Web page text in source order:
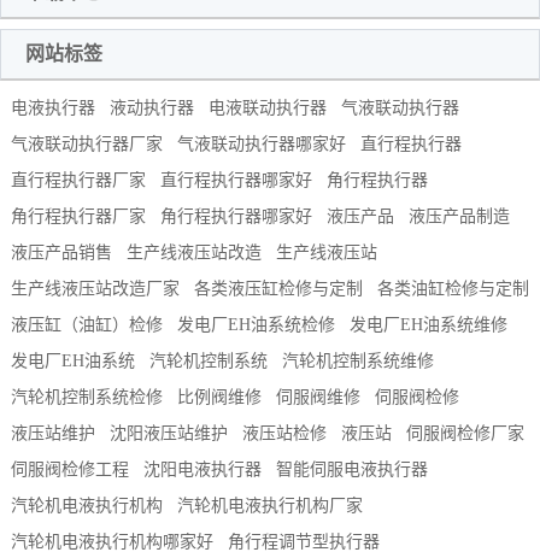
网站标签
电液执行器 液动执行器 电液联动执行器
气液联动执行器
气液联动执行器厂家
气液联动执行器哪家好
直行程执行器
直行程执行器厂家
直行程执行器哪家好
角行程执行器
角行程执行器厂家
角行程执行器哪家好 液压产品
液压产品制造
液压产品销售
生产线液压站改造
生产线液压站
生产线液压站改造厂家
各类液压缸检修与定制
各类油缸检修与定制
液压缸（油缸）检修
发电厂EH油系统检修
发电厂EH油系统维修
发电厂EH油系统
汽轮机控制系统
汽轮机控制系统维修
汽轮机控制系统检修
比例阀维修 伺服阀维修
伺服阀检修
液压站维护
沈阳液压站维护 液压站检修 液压站
伺服阀检修厂家
伺服阀检修工程
沈阳电液执行器
智能伺服电液执行器
汽轮机电液执行机构
汽轮机电液执行机构厂家
汽轮机电液执行机构哪家好
角行程调节型执行器